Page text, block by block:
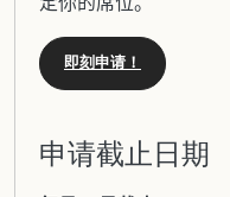
即刻申请！
申请截止日期